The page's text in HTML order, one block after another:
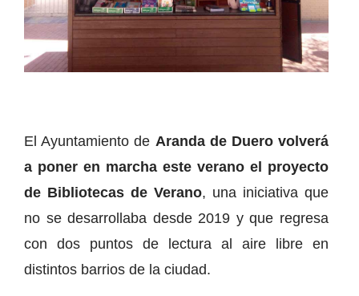
El Ayuntamiento de Aranda de Duero volverá
a poner en marcha este verano el proyecto
de Bibliotecas de Verano, una iniciativa que
no se desarrollaba desde 2019 y que regresa
con dos puntos de lectura al aire libre en
distintos barrios de la ciudad.